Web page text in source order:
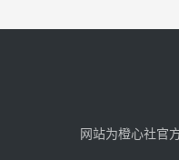
网站为橙心社官